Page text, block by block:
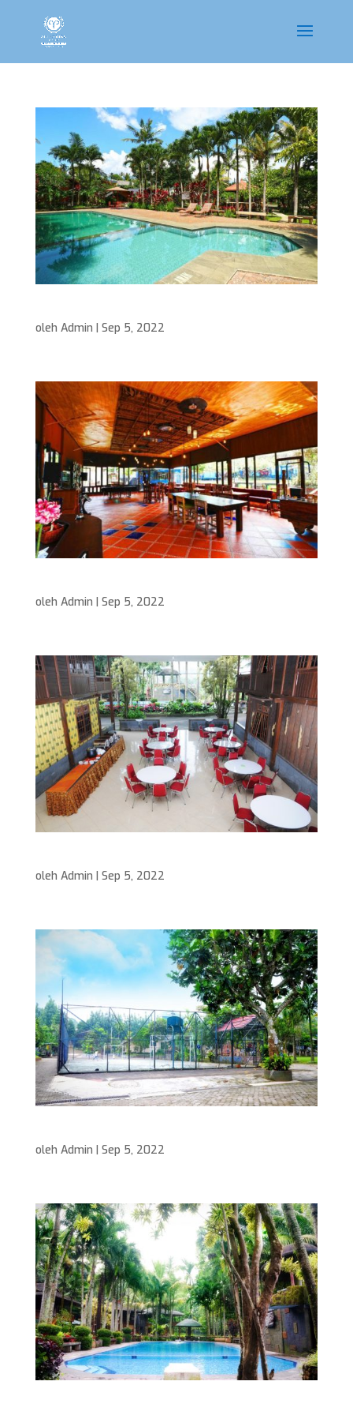
oleh Admin | Sep 5, 2022
oleh Admin | Sep 5, 2022
oleh Admin | Sep 5, 2022
oleh Admin | Sep 5, 2022